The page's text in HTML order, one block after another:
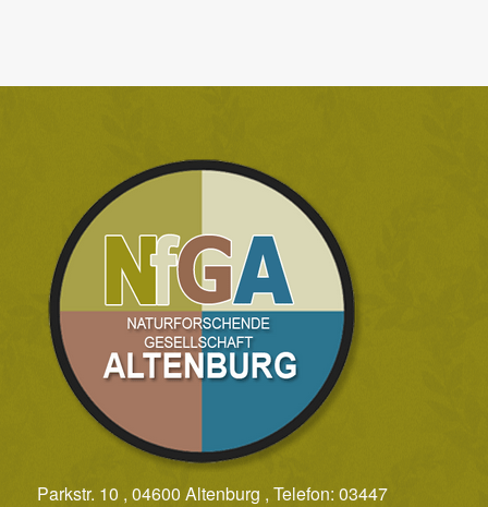
Parkstr. 10 , 04600 Altenburg , Telefon: 03447